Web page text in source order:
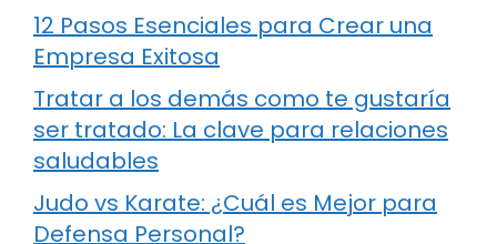
12 Pasos Esenciales para Crear una
Empresa Exitosa
Tratar a los demás como te gustaría
ser tratado: La clave para relaciones
saludables
Judo vs Karate: ¿Cuál es Mejor para
Defensa Personal?